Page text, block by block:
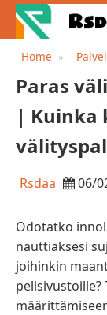
Home
Paras
| Kuinka
Rsdaa 06/
Odotatko
nauttiaksesi
joihinkin